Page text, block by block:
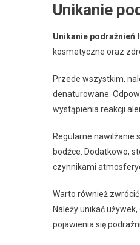
Unikanie
Unikanie podrażnień
kosmetyczne oraz
Przede wszystkim,
denaturowane.
wystąpienia reakcji
Regularne nawilżanie
bodźce. Dodatkowo,
czynnikami
Warto również
Należy unikać
pojawienia się